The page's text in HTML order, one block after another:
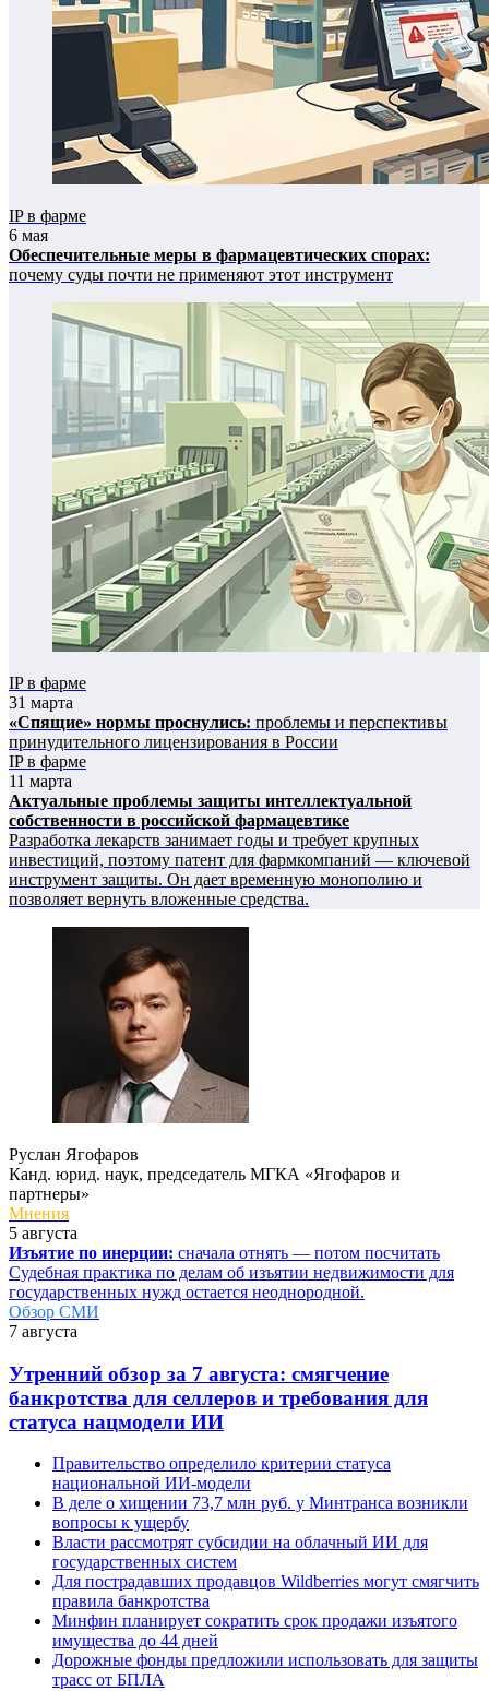
IP в фарме
6 мая
Обеспечительные меры в фармацевтических спорах:
почему суды почти не применяют этот инструмент
IP в фарме
31 марта
«Спящие» нормы проснулись: проблемы и перспективы
принудительного лицензирования в России
IP в фарме
11 марта
Актуальные проблемы защиты интеллектуальной
собственности в российской фармацевтике
Разработка лекарств занимает годы и требует крупных
инвестиций, поэтому патент для фармкомпаний — ключевой
инструмент защиты. Он дает временную монополию и
позволяет вернуть вложенные средства.
Руслан Ягофаров
Канд. юрид. наук, председатель МГКА «Ягофаров и
партнеры»
Мнения
5 августа
Изъятие по инерции: сначала отнять — потом посчитать
Судебная практика по делам об изъятии недвижимости для
государственных нужд остается неоднородной.
Обзор СМИ
7 августа
Утренний обзор за 7 августа: смягчение
банкротства для селлеров и требования для
статуса нацмодели ИИ
Правительство определило критерии статуса
национальной ИИ-модели
В деле о хищении 73,7 млн руб. у Минтранса возникли
вопросы к ущербу
Власти рассмотрят субсидии на облачный ИИ для
государственных систем
Для пострадавших продавцов Wildberries могут смягчить
правила банкротства
Минфин планирует сократить срок продажи изъятого
имущества до 44 дней
Дорожные фонды предложили использовать для защиты
трасс от БПЛА